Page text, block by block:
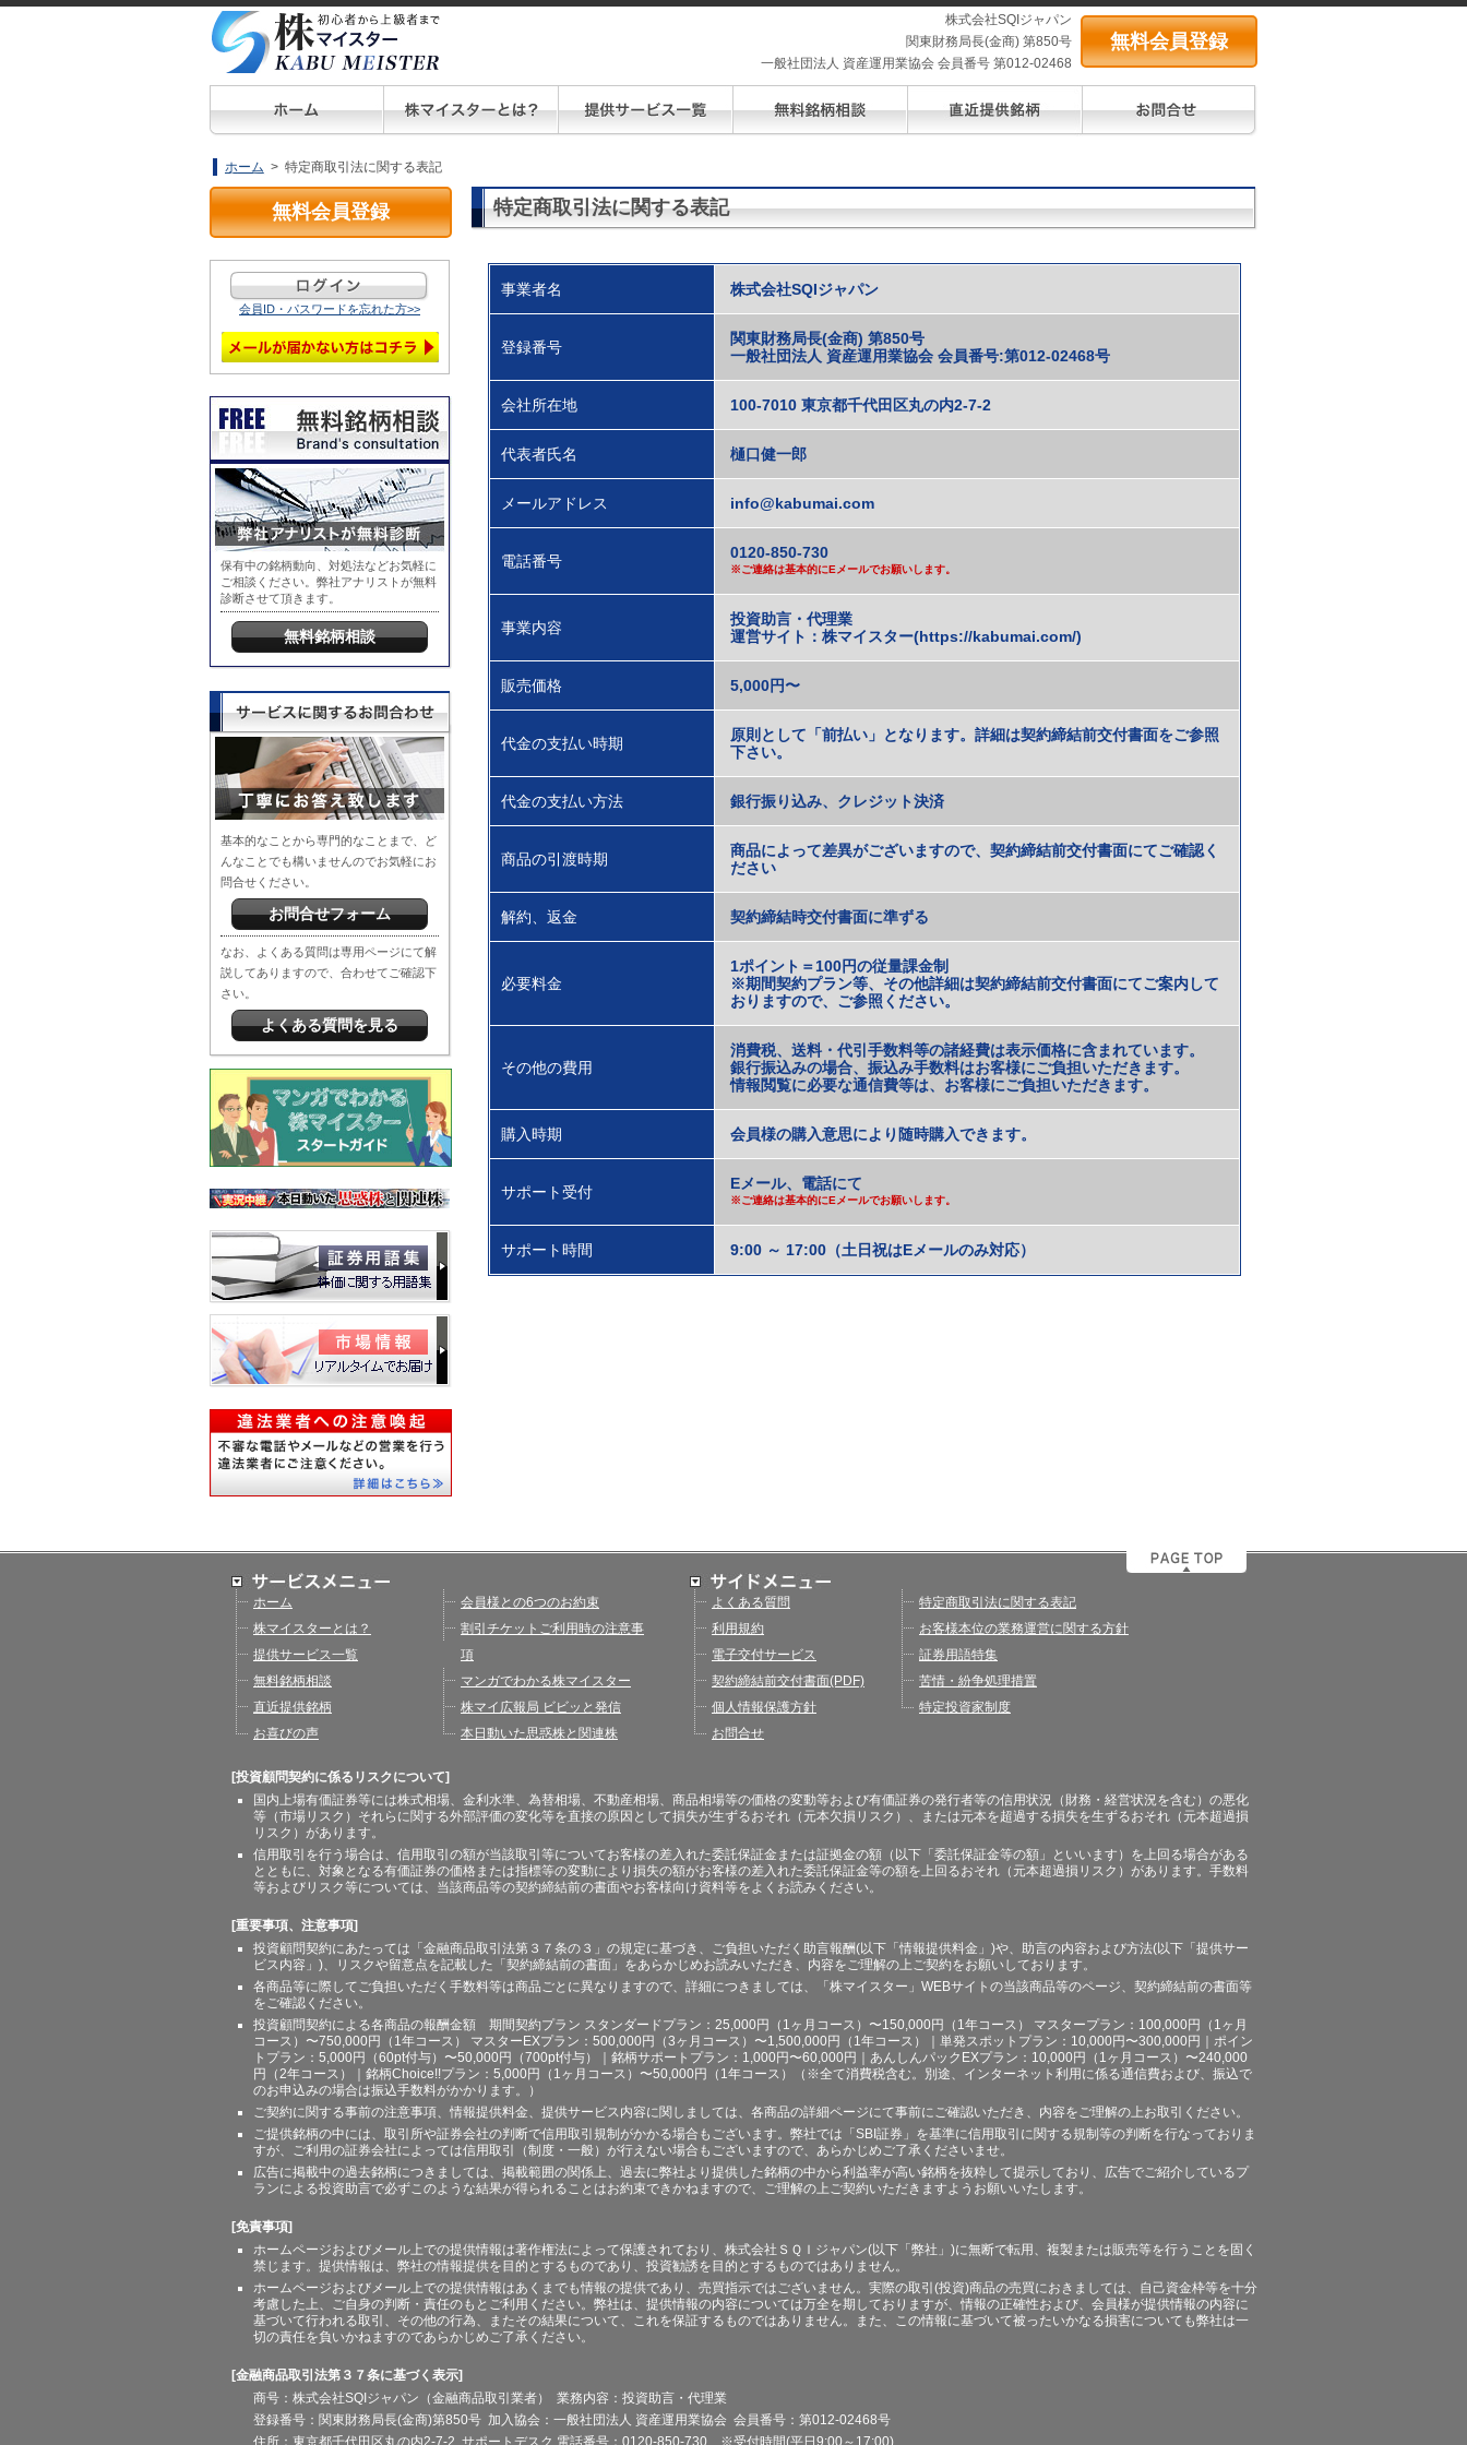
株式会社SQIジャパン
関東財務局長(金商) 第850号
一般社団法人 資産運用業協会 会員番号 第012-02468
無料会員登録
ホーム > 特定商取引法に関する表記
無料会員登録
会員ID・パスワードを忘れた方>>
保有中の銘柄動向、対処法などお気軽に
ご相談ください。弊社アナリストが無料
診断させて頂きます。
無料銘柄相談
基本的なことから専門的なことまで、ど
んなことでも構いませんのでお気軽にお
問合せください。
お問合せフォーム
なお、よくある質問は専用ページにて解
説してありますので、合わせてご確認下
さい。
よくある質問を見る
特定商取引法に関する表記
事業者名 株式会社SQIジャパン
登録番号
関東財務局長(金商) 第850号
一般社団法人 資産運用業協会 会員番号:第012-02468号
会社所在地 100-7010 東京都千代田区丸の内2-7-2
代表者氏名 樋口健一郎
メールアドレス info@kabumai.com
電話番号 0120-850-730
※ご連絡は基本的にEメールでお願いします。
事業内容
投資助言・代理業
運営サイト：株マイスター(https://kabumai.com/)
販売価格 5,000円〜
代金の支払い時期
原則として「前払い」となります。詳細は契約締結前交付書面をご参照
下さい。
代金の支払い方法 銀行振り込み、クレジット決済
商品の引渡時期
商品によって差異がございますので、契約締結前交付書面にてご確認く
ださい
解約、返金 契約締結時交付書面に準ずる
必要料金
1ポイント＝100円の従量課金制
※期間契約プラン等、その他詳細は契約締結前交付書面にてご案内して
おりますので、ご参照ください。
その他の費用
消費税、送料・代引手数料等の諸経費は表示価格に含まれています。
銀行振込みの場合、振込み手数料はお客様にご負担いただきます。
情報閲覧に必要な通信費等は、お客様にご負担いただきます。
購入時期 会員様の購入意思により随時購入できます。
サポート受付 Eメール、電話にて
※ご連絡は基本的にEメールでお願いします。
サポート時間 9:00 ～ 17:00（土日祝はEメールのみ対応）
ホーム
株マイスターとは？
提供サービス一覧
無料銘柄相談
直近提供銘柄
お喜びの声
会員様との6つのお約束
割引チケットご利用時の注意事
項
マンガでわかる株マイスター
株マイ広報局 ビビッと発信
本日動いた思惑株と関連株
よくある質問
利用規約
電子交付サービス
契約締結前交付書面(PDF)
個人情報保護方針
お問合せ
特定商取引法に関する表記
お客様本位の業務運営に関する方針
証券用語特集
苦情・紛争処理措置
特定投資家制度
[投資顧問契約に係るリスクについて]
国内上場有価証券等には株式相場、金利水準、為替相場、不動産相場、商品相場等の価格の変動等および有価証券の発行者等の信用状況（財務・経営状況を含む）の悪化
等（市場リスク）それらに関する外部評価の変化等を直接の原因として損失が生ずるおそれ（元本欠損リスク）、または元本を超過する損失を生ずるおそれ（元本超過損
リスク）があります。
信用取引を行う場合は、信用取引の額が当該取引等についてお客様の差入れた委託保証金または証拠金の額（以下「委託保証金等の額」といいます）を上回る場合がある
とともに、対象となる有価証券の価格または指標等の変動により損失の額がお客様の差入れた委託保証金等の額を上回るおそれ（元本超過損リスク）があります。手数料
等およびリスク等については、当該商品等の契約締結前の書面やお客様向け資料等をよくお読みください。
[重要事項、注意事項]
投資顧問契約にあたっては「金融商品取引法第３７条の３」の規定に基づき、ご負担いただく助言報酬(以下「情報提供料金」)や、助言の内容および方法(以下「提供サー
ビス内容」)、リスクや留意点を記載した「契約締結前の書面」をあらかじめお読みいただき、内容をご理解の上ご契約をお願いしております。
各商品等に際してご負担いただく手数料等は商品ごとに異なりますので、詳細につきましては、「株マイスター」WEBサイトの当該商品等のページ、契約締結前の書面等
をご確認ください。
投資顧問契約による各商品の報酬金額 期間契約プラン スタンダードプラン：25,000円（1ヶ月コース）〜150,000円（1年コース） マスタープラン：100,000円（1ヶ月
コース）〜750,000円（1年コース） マスターEXプラン：500,000円（3ヶ月コース）〜1,500,000円（1年コース）｜単発スポットプラン：10,000円〜300,000円｜ポイン
トプラン：5,000円（60pt付与）〜50,000円（700pt付与）｜銘柄サポートプラン：1,000円〜60,000円｜あんしんパックEXプラン：10,000円（1ヶ月コース）〜240,000
円（2年コース）｜銘柄Choice!!プラン：5,000円（1ヶ月コース）〜50,000円（1年コース）（※全て消費税含む。別途、インターネット利用に係る通信費および、振込で
のお申込みの場合は振込手数料がかかります。）
ご契約に関する事前の注意事項、情報提供料金、提供サービス内容に関しましては、各商品の詳細ページにて事前にご確認いただき、内容をご理解の上お取引ください。
ご提供銘柄の中には、取引所や証券会社の判断で信用取引規制がかかる場合もございます。弊社では「SBI証券」を基準に信用取引に関する規制等の判断を行なっておりま
すが、ご利用の証券会社によっては信用取引（制度・一般）が行えない場合もございますので、あらかじめご了承くださいませ。
広告に掲載中の過去銘柄につきましては、掲載範囲の関係上、過去に弊社より提供した銘柄の中から利益率が高い銘柄を抜粋して提示しており、広告でご紹介しているプ
ランによる投資助言で必ずこのような結果が得られることはお約束できかねますので、ご理解の上ご契約いただきますようお願いいたします。
[免責事項]
ホームページおよびメール上での提供情報は著作権法によって保護されており、株式会社ＳＱＩジャパン(以下「弊社」)に無断で転用、複製または販売等を行うことを固く
禁じます。提供情報は、弊社の情報提供を目的とするものであり、投資勧誘を目的とするものではありません。
ホームページおよびメール上での提供情報はあくまでも情報の提供であり、売買指示ではございません。実際の取引(投資)商品の売買におきましては、自己資金枠等を十分
考慮した上、ご自身の判断・責任のもとご利用ください。弊社は、提供情報の内容については万全を期しておりますが、情報の正確性および、会員様が提供情報の内容に
基づいて行われる取引、その他の行為、またその結果について、これを保証するものではありません。また、この情報に基づいて被ったいかなる損害についても弊社は一
切の責任を負いかねますのであらかじめご了承ください。
[金融商品取引法第３７条に基づく表示]
商号：株式会社SQIジャパン（金融商品取引業者） 業務内容：投資助言・代理業
登録番号：関東財務局長(金商)第850号 加入協会：一般社団法人 資産運用業協会 会員番号：第012-02468号
住所：東京都千代田区丸の内2-7-2 サポートデスク 電話番号：0120-850-730 ※受付時間(平日9:00～17:00)